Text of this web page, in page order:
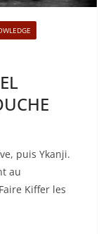
puis Ykanji.
au
Kiffer les